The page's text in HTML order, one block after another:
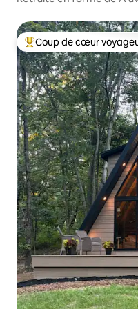
Coups de cœur
Coup de cœur